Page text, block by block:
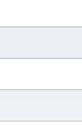
ポートベ
るものであり、腰痛